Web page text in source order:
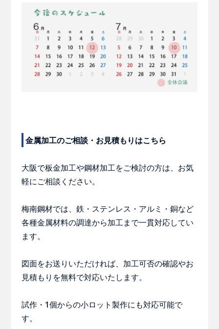
金属加工のご相談・お見積もりはこちら
大阪で板金加工や鋼材加工をご検討の方は、お気
軽にご相談ください。
梅南鋼材では、鉄・ステンレス・アルミ・銅など
各種金属材料の調達から加工まで一貫対応してい
ます。
図面をお送りいただければ、加工可否の確認やお
見積もりを無料で対応いたします。
試作・1個からの小ロット製作にも対応可能で
す。